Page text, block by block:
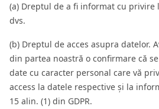
(a) Dreptul de a fi informat cu
dvs.
(b) Dreptul de acces asupra datelor.
din partea noastră o confirmare că
date cu caracter personal care vă
access la datele respective și la
15 alin. (1) din GDPR.